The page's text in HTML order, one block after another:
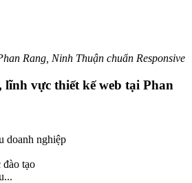
Rang, Ninh Thuận chuẩn Responsive
lĩnh vực thiết kế web tại Phan
doanh nghiệp
tạo